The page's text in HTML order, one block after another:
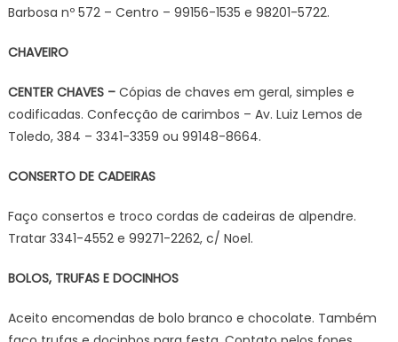
Barbosa nº 572 – Centro – 99156-1535 e 98201-5722.
CHAVEIRO
CENTER CHAVES –Cópias de chaves em geral, simples e
codificadas. Confecção de carimbos – Av. Luiz Lemos de
Toledo, 384 – 3341-3359 ou 99148-8664.
CONSERTO DE CADEIRAS
Faço consertos e troco cordas de cadeiras de alpendre.
Tratar 3341-4552 e 99271-2262, c/ Noel.
BOLOS, TRUFAS E DOCINHOS
Aceito encomendas de bolo branco e chocolate. Também